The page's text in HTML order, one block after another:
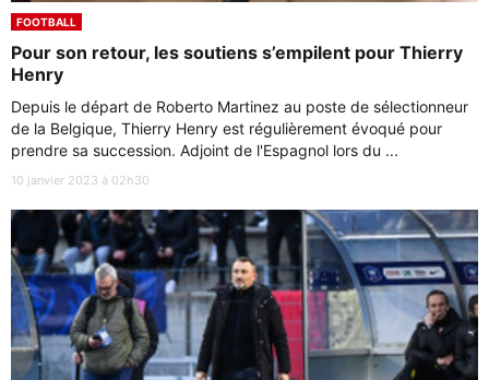
FOOTBALL
Pour son retour, les soutiens s’empilent pour Thierry
Henry
Depuis le départ de Roberto Martinez au poste de sélectionneur
de la Belgique, Thierry Henry est régulièrement évoqué pour
prendre sa succession. Adjoint de l'Espagnol lors du ...
10 janvier 2023 à 02h30